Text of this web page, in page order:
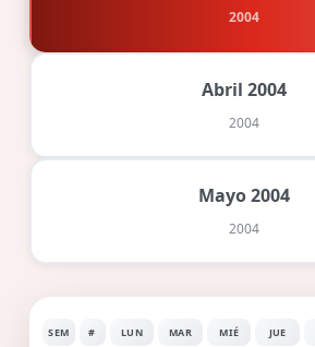
2004
Abril 2004
2004
Mayo 2004
2004
SEM # LUN MAR MIÉ JUE